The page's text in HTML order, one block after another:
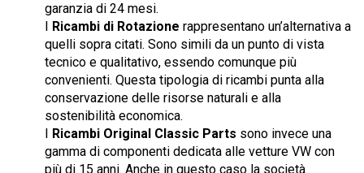
garanzia di 24 mesi.
Ricambi di Rotazione rappresentano un’alternativa a
quelli sopra citati. Sono simili da un punto di vista
tecnico e qualitativo, essendo comunque più
convenienti. Questa tipologia di ricambi punta alla
conservazione delle risorse naturali e alla
sostenibilità economica.
Ricambi Original Classic Parts sono invece una
gamma di componenti dedicata alle vetture VW con
più di 15 anni. Anche in questo caso la società